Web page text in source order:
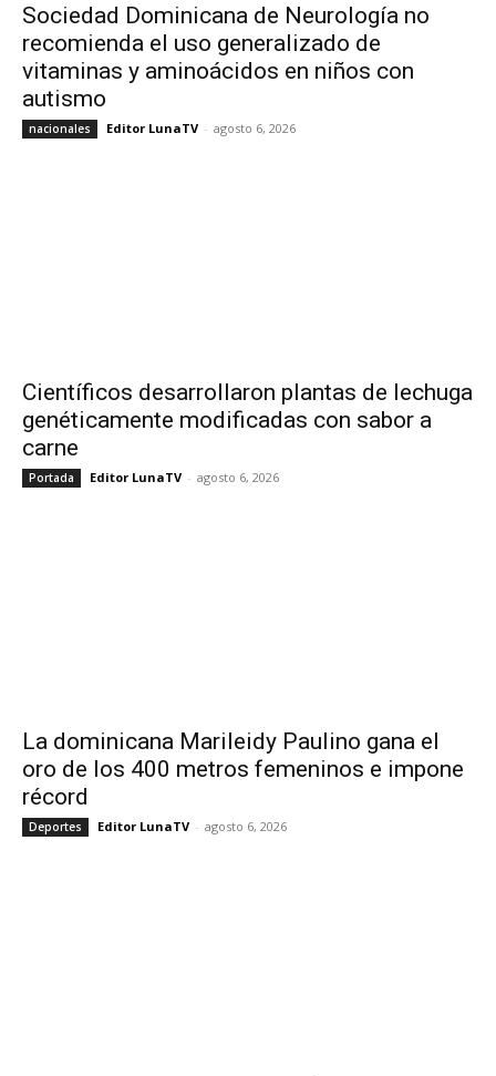
Sociedad Dominicana de Neurología no
recomienda el uso generalizado de
vitaminas y aminoácidos en niños con
autismo
nacionales Editor LunaTV - agosto 6, 2026
Científicos desarrollaron plantas de lechuga
genéticamente modificadas con sabor a
carne
Portada Editor LunaTV - agosto 6, 2026
La dominicana Marileidy Paulino gana el
oro de los 400 metros femeninos e impone
récord
Deportes Editor LunaTV - agosto 6, 2026